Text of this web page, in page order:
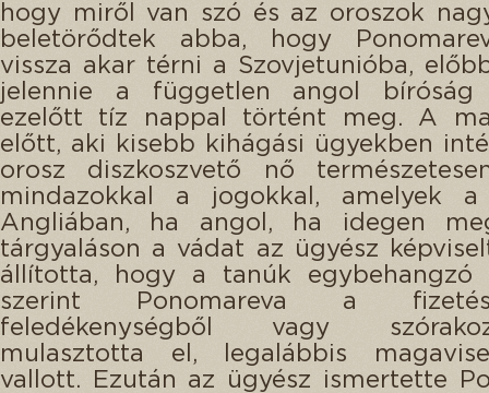
hogy miről van szó és az oroszok
beletörődtek abba, hogy
vissza akar térni a Szovjetunióba,
jelennie a független angol
ezelőtt tíz nappal történt meg. A
előtt, aki kisebb kihágási ügyekben
orosz diszkoszvető nő
mindazokkal a jogokkal, amelyek
Angliában, ha angol, ha idegen
tárgyaláson a vádat az ügyész
állította, hogy a tanúk egybehangzó
szerint Ponomareva a
feledékenységből vagy
mulasztotta el, legalábbis
vallott. Ezután az ügyész ismertette